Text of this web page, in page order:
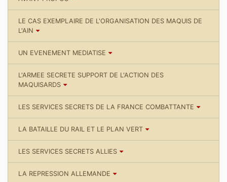
LE CAS EXEMPLAIRE DE L'ORGANISATION DES MAQUIS DE
L'AIN
UN EVENEMENT MEDIATISE
L'ARMEE SECRETE SUPPORT DE L'ACTION DES
MAQUISARDS
LES SERVICES SECRETS DE LA FRANCE COMBATTANTE
LA BATAILLE DU RAIL ET LE PLAN VERT
LES SERVICES SECRETS ALLIES
LA REPRESSION ALLEMANDE